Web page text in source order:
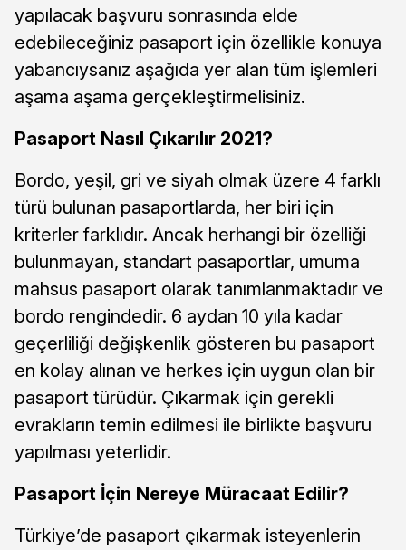
yapılacak başvuru sonrasında elde
edebileceğiniz pasaport için özellikle konuya
yabancıysanız aşağıda yer alan tüm işlemleri
aşama aşama gerçekleştirmelisiniz.
Pasaport Nasıl Çıkarılır 2021?
Bordo, yeşil, gri ve siyah olmak üzere 4 farklı
türü bulunan pasaportlarda, her biri için
kriterler farklıdır. Ancak herhangi bir özelliği
bulunmayan, standart pasaportlar, umuma
mahsus pasaport olarak tanımlanmaktadır ve
bordo rengindedir. 6 aydan 10 yıla kadar
geçerliliği değişkenlik gösteren bu pasaport
en kolay alınan ve herkes için uygun olan bir
pasaport türüdür. Çıkarmak için gerekli
evrakların temin edilmesi ile birlikte başvuru
yapılması yeterlidir.
Pasaport İçin Nereye Müracaat Edilir?
Türkiye’de pasaport çıkarmak isteyenlerin